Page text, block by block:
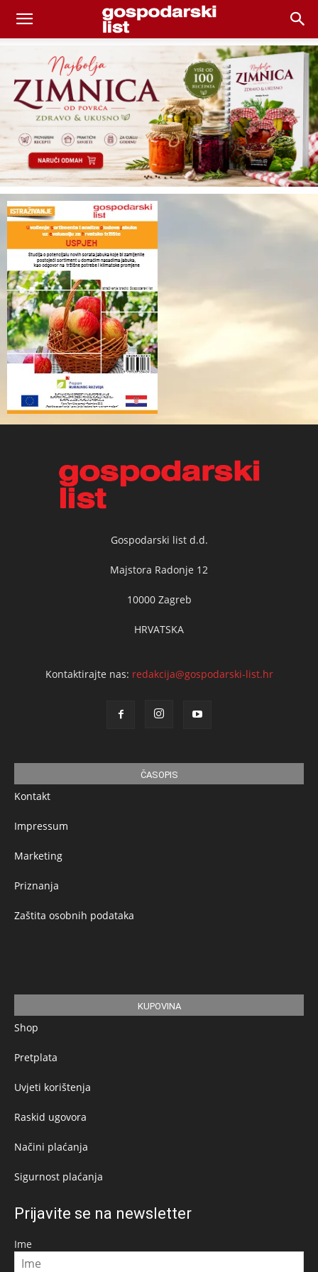
Gospodarski list d.d.
Majstora Radonje 12
10000 Zagreb
HRVATSKA
Kontaktirajte nas: redakcija@gospodarski-list.hr
ČASOPIS
Kontakt
Impressum
Marketing
Priznanja
Zaštita osobnih podataka
KUPOVINA
Shop
Pretplata
Uvjeti korištenja
Raskid ugovora
Načini plaćanja
Sigurnost plaćanja
Prijavite se na newsletter
Ime